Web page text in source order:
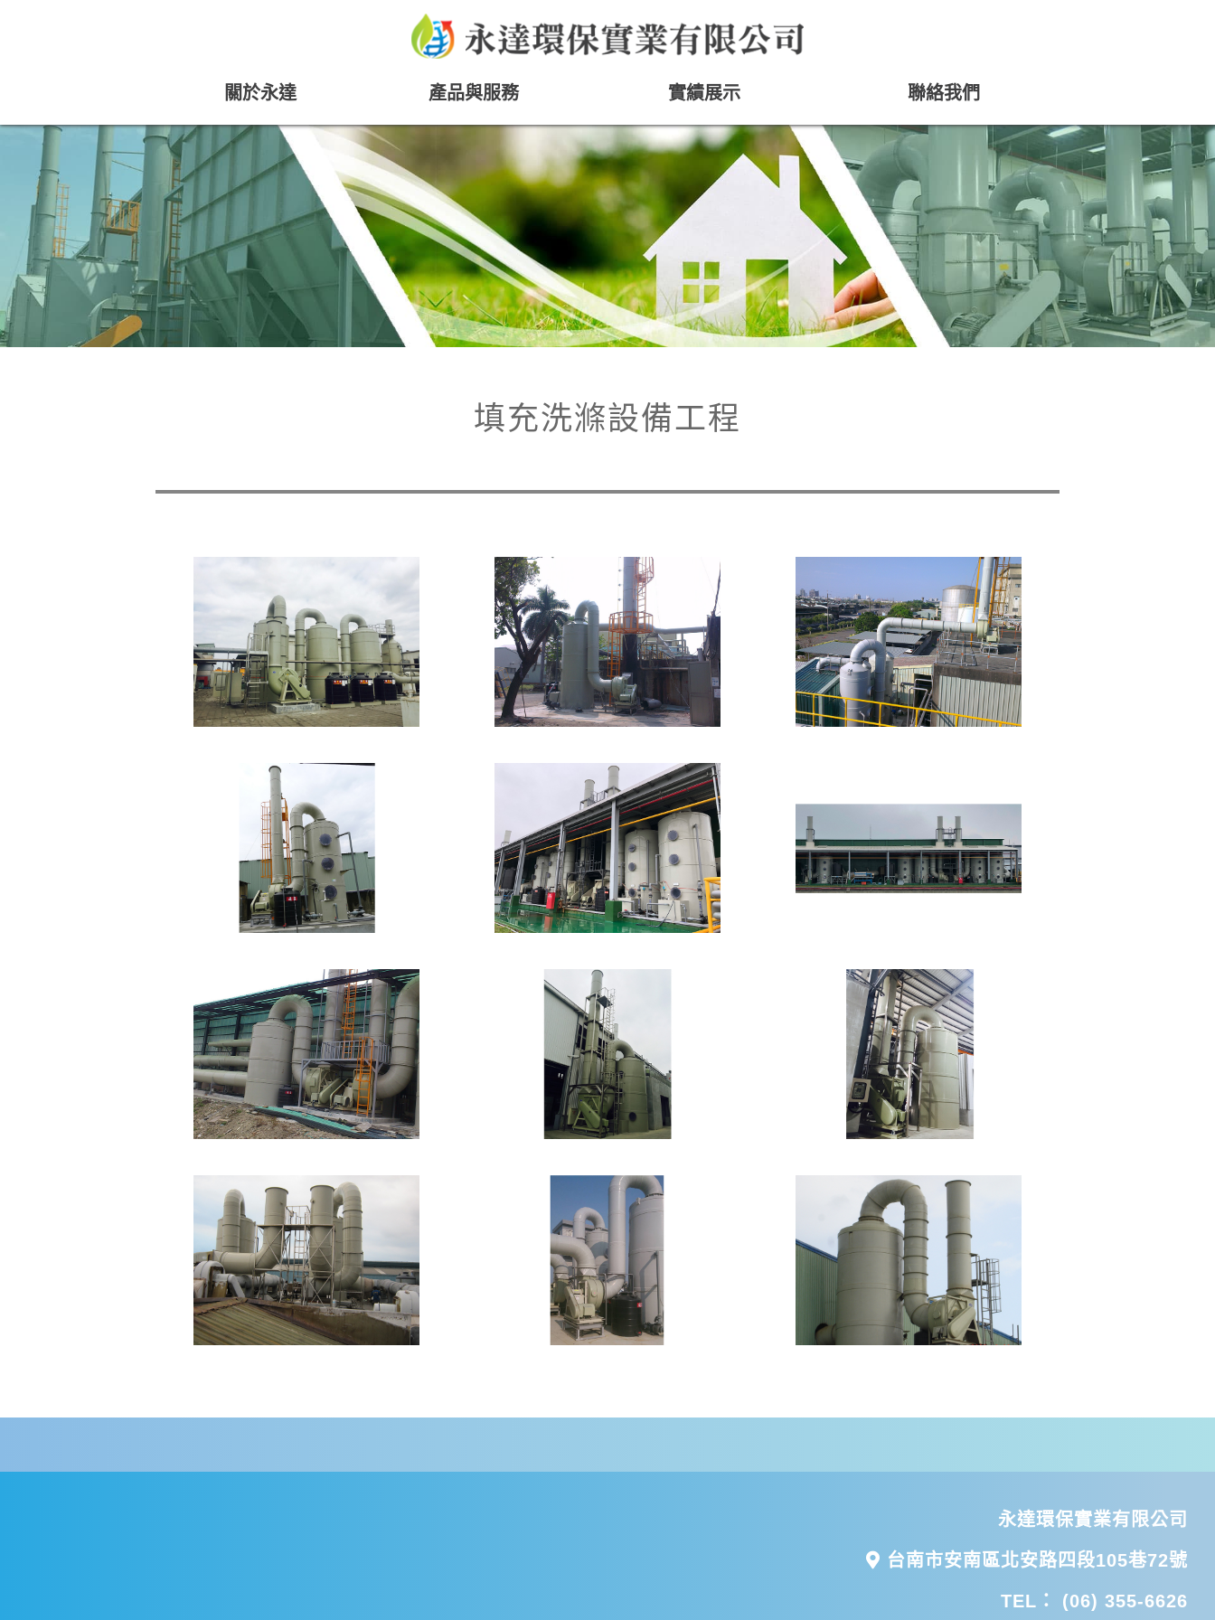
關於永達
ABOUT US
關於永達
經營理念與目標
產品與服務
PRODUCTS
填充洗滌設備
油煙過濾設備
集塵設備
活性碳吸附設備
實績展示
ACHIEVEMENT
聯絡我們
CONTACT US
填充洗滌設備工程
聯絡我們
永達環保實業有限公司
台南市安南區北安路四段105巷72號
TEL： (06) 355-6626